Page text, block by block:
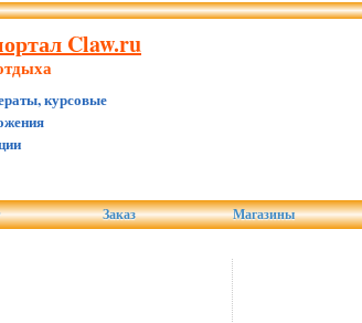
Claw.ru
курсовые
Заказ Магазины